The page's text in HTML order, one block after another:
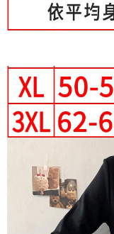
【注意事項】
1.本服務係由「台灣大
用戶於交易時，得透過
買賣價金債權讓與本公
2.基於同意付款使用「
資料（包含姓名、電話
由本公司與您本人進行
3.完整用戶服務條款，請
ATM／網路銀行／等多
※ 請注意：結帳手續完
※ 交易是否成功請以「
是否繳費成功／繳費後需
客戶支援中心」 https://
【注意事項】
１．透過由恩沛科技股份
易，需依本服務之必要
權轉讓予恩沛科技股份有
２．關於個人資料處理
https://aftee.tw/terms/
３．未成年的使用者請
「AFTEE先享後付」，
４．使用「AFTEE先享
付款後全家取貨
每筆NT$80，滿
7-11付款取貨
每筆NT$80，滿
每筆NT$80，滿
每筆NT$70，滿